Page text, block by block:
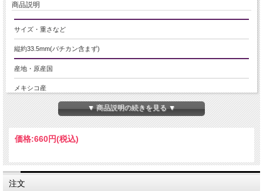
商品説明
サイズ・重さなど
縦約33.5mm(バチカン含まず)
産地・原産国
メキシコ産
グレードなど
-
オブシディアンペンダントトップ
商品説明
▼ 商品説明の続きを見る ▼
価格:660円(税込)
注文